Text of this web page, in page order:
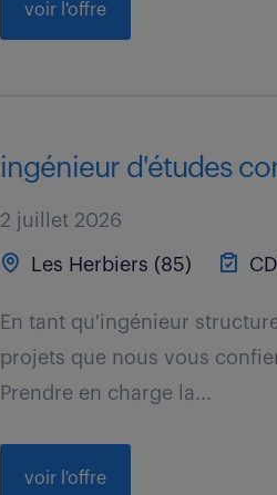
voir l'offre
ingénieur d'études
2 juillet 2026
Les Herbiers (85) CDI
En tant qu'ingénieur
projets que nous vous
Prendre en charge la...
voir l'offre